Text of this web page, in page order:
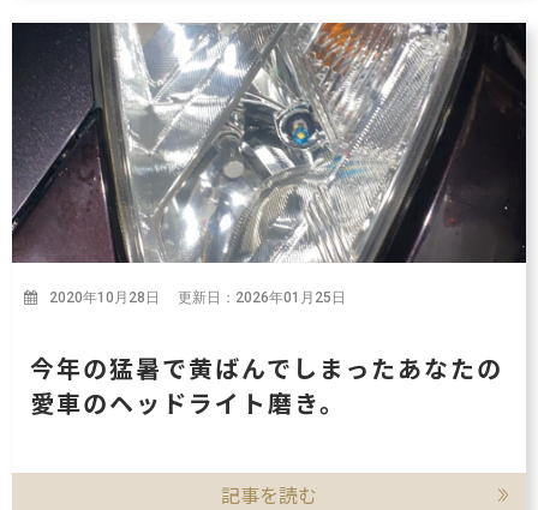
2020年10月28日 更新日：2026年01月25日
今年の猛暑で黄ばんでしまったあなたの
愛車のヘッドライト磨き。
記事を読む